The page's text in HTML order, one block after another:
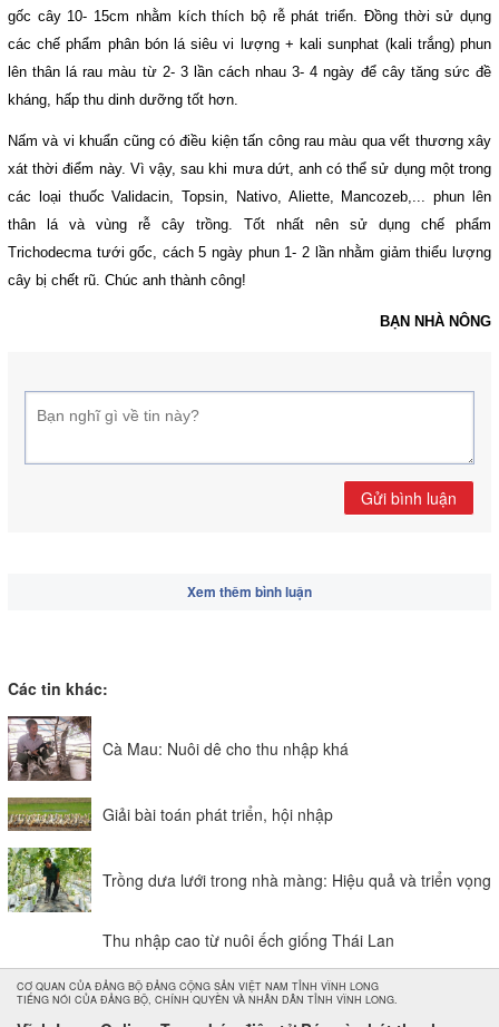
gốc cây 10- 15cm nhằm kích thích bộ rễ phát triển. Đồng thời sử dụng
các chế phẩm phân bón lá siêu vi lượng + kali sunphat (kali trắng) phun
lên thân lá rau màu từ 2- 3 lần cách nhau 3- 4 ngày để cây tăng sức đề
kháng, hấp thu dinh dưỡng tốt hơn.
Nấm và vi khuẩn cũng có điều kiện tấn công rau màu qua vết thương xây
xát thời điểm này. Vì vậy, sau khi mưa dứt, anh có thể sử dụng một trong
các loại thuốc Validacin, Topsin, Nativo, Aliette, Mancozeb,... phun lên
thân lá và vùng rễ cây trồng. Tốt nhất nên sử dụng chế phẩm
Trichodecma tưới gốc, cách 5 ngày phun 1- 2 lần nhằm giảm thiểu lượng
cây bị chết rũ. Chúc anh thành công!
BẠN NHÀ NÔNG
Gửi bình luận
Xem thêm bình luận
Các tin khác:
Cà Mau: Nuôi dê cho thu nhập khá
Giải bài toán phát triển, hội nhập
Trồng dưa lưới trong nhà màng: Hiệu quả và triển vọng
Thu nhập cao từ nuôi ếch giống Thái Lan
CƠ QUAN CỦA ĐẢNG BỘ ĐẢNG CỘNG SẢN VIỆT NAM TỈNH VĨNH LONG
TIẾNG NÓI CỦA ĐẢNG BỘ, CHÍNH QUYỀN VÀ NHÂN DÂN TỈNH VĨNH LONG.